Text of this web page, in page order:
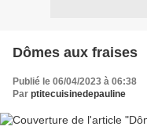
Dômes aux fraises
Publié le 06/04/2023 à 06:38
Par ptitecuisinedepauline